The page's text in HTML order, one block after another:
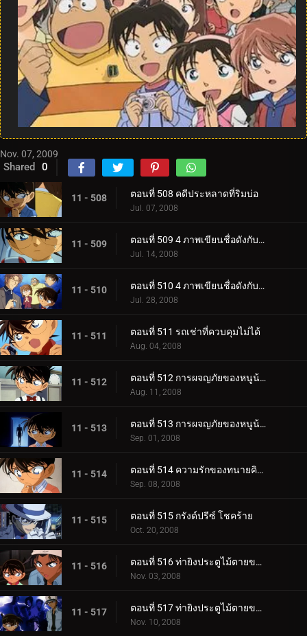
Nov. 07, 2009
Shared 0
11 - 508 ตอนที่ 508 คดีประหลาดที่ริมบ่อ
Jul. 07, 2008
11 - 509 ตอนที่ 509 4 ภาพเขียนชื่อดังกับจอมโจรคิด (ตอน 1)
Jul. 14, 2008
11 - 510 ตอนที่ 510 4 ภาพเขียนชื่อดังกับจอมโจรคิด (ตอน 2)
Jul. 28, 2008
11 - 511 ตอนที่ 511 รถเช่าที่ควบคุมไม่ได้
Aug. 04, 2008
11 - 512 ตอนที่ 512 การผจญภัยของหนูน้อยชินอิจิ (ตอน 1)
Aug. 11, 2008
11 - 513 ตอนที่ 513 การผจญภัยของหนูน้อยชินอิจิ (ตอน 2)
Sep. 01, 2008
11 - 514 ตอนที่ 514 ความรักของทนายคิซากิ เอริ
Sep. 08, 2008
11 - 515 ตอนที่ 515 กรังด์ปรีซ์ โชคร้าย
Oct. 20, 2008
11 - 516 ตอนที่ 516 ท่ายิงประตูไม้ตายของเก็นตะ (ตอน 1)
Nov. 03, 2008
11 - 517 ตอนที่ 517 ท่ายิงประตูไม้ตายของเก็นตะ (ตอน 2)
Nov. 10, 2008